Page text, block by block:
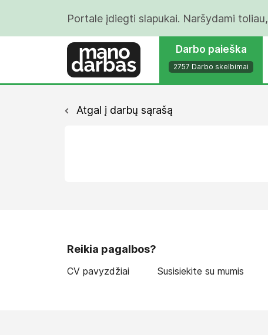
Portale įdiegti slapukai. Naršydami
Darbo paieška
2757 Darbo skelbimai
Atgal į darbų sąrašą
Reikia pagalbos?
CV pavyzdžiai Susisiekite su mumis